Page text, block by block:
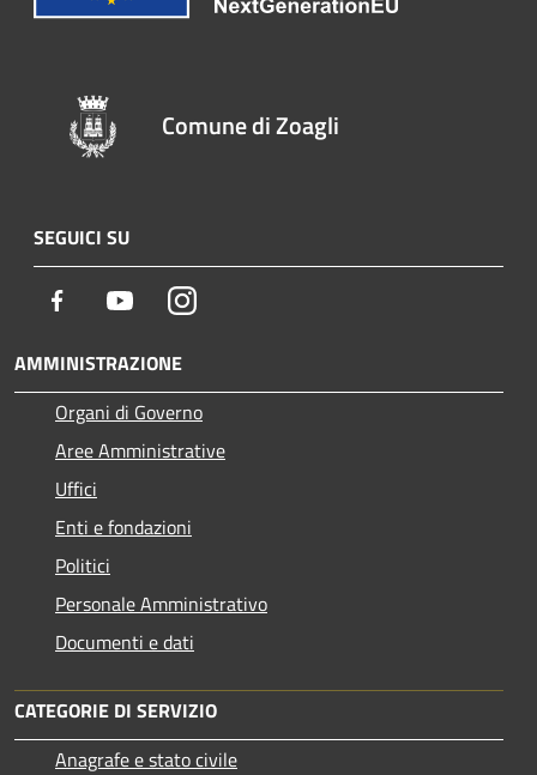
Comune di Zoagli
SEGUICI SU
Facebook YoutubeInstagram
AMMINISTRAZIONE
Organi di Governo
Aree Amministrative
Uffici
Enti e fondazioni
Politici
Personale Amministrativo
Documenti e dati
CATEGORIE DI SERVIZIO
Anagrafe e stato civile